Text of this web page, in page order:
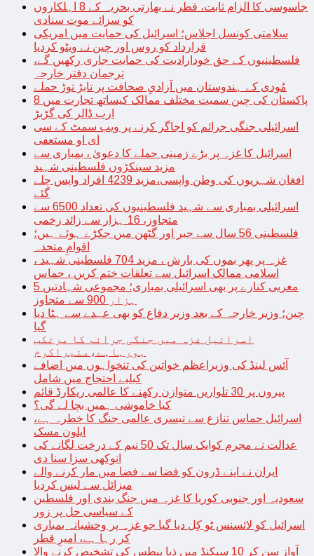
جاسوسی کا الزام ثابت، قطر نے بھارتی بحریہ کے 8 اہلکاروں
کو سزائے موت سنادی
سلامتی کونسل اجلاس؛ اسرائیل کی حمایت میں امریکی
قرارداد کو روس اور چین نے ویٹو کردیا
فلسطینیوں کے حق خودارادیت کی حمایت جاری رکھیں گے،
ترجمان دفتر خارجہ
مُودی کے ہندوستان میں آزادیِ صحافت پر تابڑ توڑ حملے
پاکستان کی چین سمیت مختلف ممالک کیساتھ تجارت میں 8
ارب ڈالر کی گڑبڑ
اسرائیلی جنگی جرائم کو اجاگر کرنے پر ویب سمٹ کے سی
ای او مستعفی
اسرائیل کا غزہ پر بڑے زمینی حملے کا دعویٰ ، بمباری سے
مزید سینکڑوں فلسطینی شہید
افغان شہریوں کی وطن واپسی،مزید 4239 افراد واپس چلے
گئے
اسرائیلی بمباری سے شہید فلسطینیوں کی تعداد 6500 سے
متجاوز، 16 ہزار سے زائد زخمی
فلسطینی 56 سال سے جبر اور گٹھن میں جکڑے ہوئے ہیں؛
اقوامِ متحدہ
غزہ پر پھر بموں کی بارش ، مزید 704 فلسطینی شہید ،
اسلامی ممالک اسرائیل سے تعلقات ختم کریں ، حماس
مغربی کنارے پر بھی اسرائیلی بمباری؛ مجموعی شہادتیں 5
ہزار 900 سے متجاوز
چین؛ وزیر خارجہ کے بعد وزیر دفاع کو بھی عہدے سے ہٹا دیا
گیا
اسرائیل غزہ میں جنگی جرائم کا مرتکب
ہورہاہے،منیراکرم
آئس لینڈ کی وزیراعظم خواتین کی تنخواہوں میں اضافے
کیلیے احتجاج میں شامل
پیروں پر 30 تلواریں متوازن رکھنے کا عالمی ریکارڈ قائم
کیا خاموشی ہمیں بچا لے گی؟
اسرائیل حماس تنازع سے تیسری عالمی جنگ کا خطرہ ہے،
ایلون مسک
عدالت نے مجرم کوایک سال تک 50 نیم کے درخت لگانے کی
انوکھی سزا سنا دی
ایران نے اپنے ڈرون کو فضا سے فضا میں مار کرنے والے
میزائل سے لیس کردیا
سعودیہ اور جنوبی کوریا کا غزہ میں جنگ بندی اور فلسطین
کے سیاسی حل پر زور
اسرائیل کو لائسنس ٹو کِل دیا گیا جو غزہ پر وحشیانہ بمباری
کر رہا ہے، امیرِ قطر
آواز سن کر 10 سیکنڈ میں ذیا بیطس کی تشخیص کرنے والا